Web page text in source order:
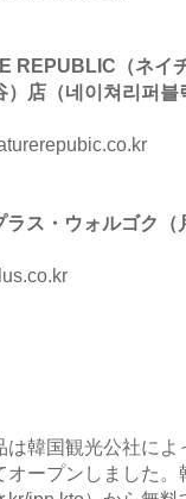
REPUBLIC（ネイ
）店（네이쳐리퍼
ス・ウォルゴク（
は韓国観光公社に
オープンしました。